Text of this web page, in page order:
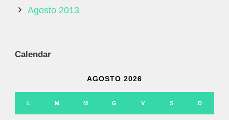
Agosto 2013
Calendar
AGOSTO 2026
L M M G V S D